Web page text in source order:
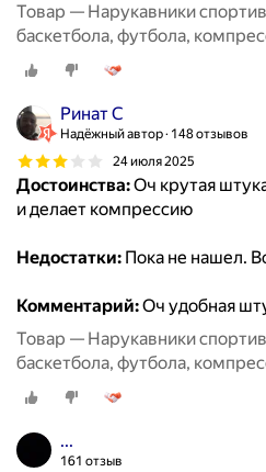
Товар — Нарукавники
баскетбола, футбола,
пальцев, 2 пары черные +
Ринат С
Надёжный автор 148 отзывов
24 июля 2025
Достоинства:Оч крутая
и делает компрессию
Недостатки: Пока не нашел.
Комментарий:Оч удобная
Товар — Нарукавники
баскетбола, футбола,
пальцев, 2 пары черные +
...
161 отзыв